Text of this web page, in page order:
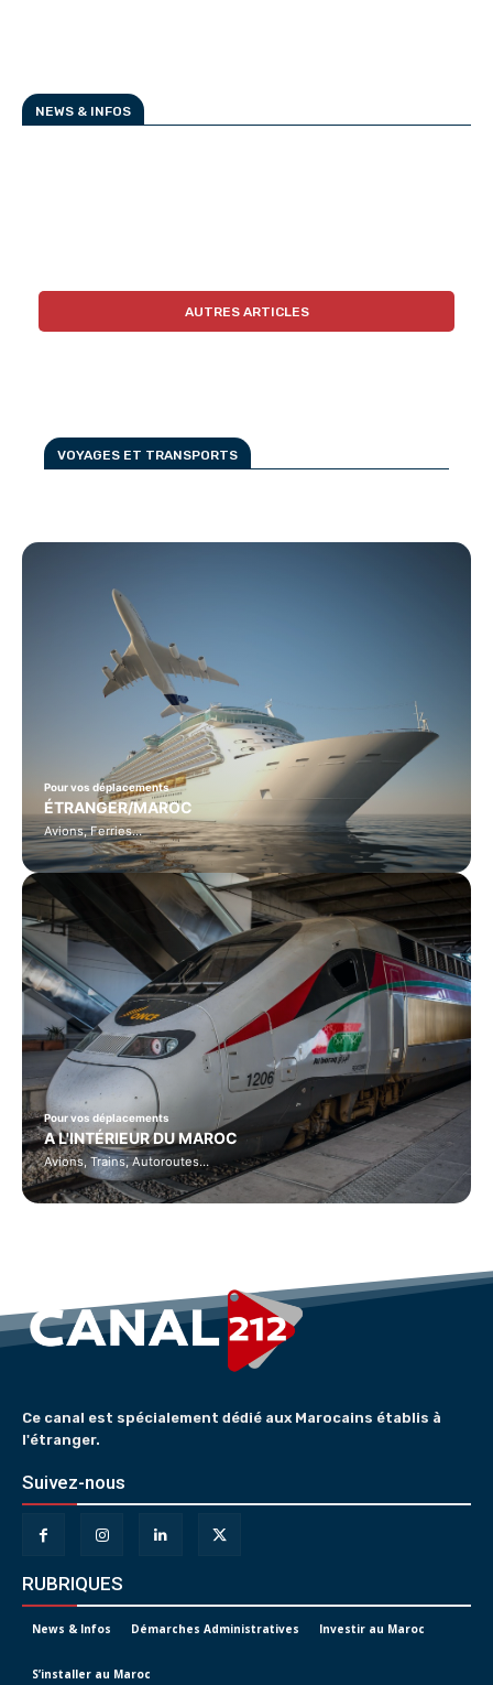
NEWS & INFOS
AUTRES ARTICLES
VOYAGES ET TRANSPORTS
Pour vos déplacements
ÉTRANGER/MAROC
Avions, Ferries…
Pour vos déplacements
A L'INTÉRIEUR DU MAROC
Avions, Trains, Autoroutes…
Ce canal est spécialement dédié aux Marocains établis à
l'étranger.
Suivez-nous
RUBRIQUES
News & Infos Démarches Administratives Investir au Maroc
S’installer au Maroc